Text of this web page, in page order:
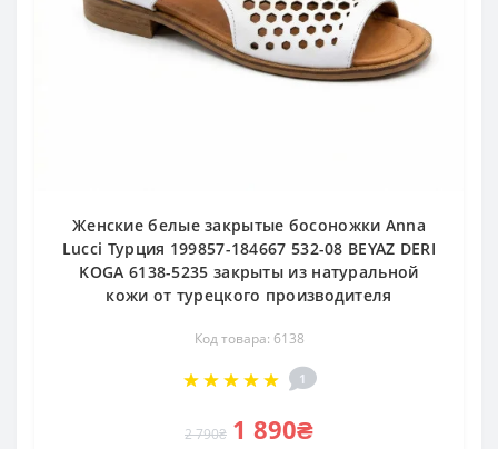
Женские белые закрытые босоножки Anna
Lucci Турция 199857-184667 532-08 BEYAZ DERI
KOGA 6138-5235 закрыты из натуральной
кожи от турецкого производителя
Код товара: 6138
1
2 790₴ 1 890₴